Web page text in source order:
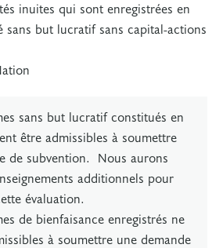
inuites qui sont enregistrées en
sans but lucratif sans capital-actions
sans but lucratif constitués en
être admissibles à soumettre
de subvention. Nous aurons
additionnels pour
évaluation.
de bienfaisance enregistrés ne
à soumettre une demande